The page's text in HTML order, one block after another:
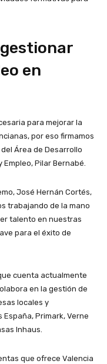
en
para mejorar la
por eso firmamos
Área de Desarrollo
Pilar Bernabé.
José Hernán Cortés,
trabajando de la mano
talento en nuestras
para el éxito de
cuenta actualmente
en la gestión de
locales y
Primark, Verne
Inhaus.
que ofrece Valencia